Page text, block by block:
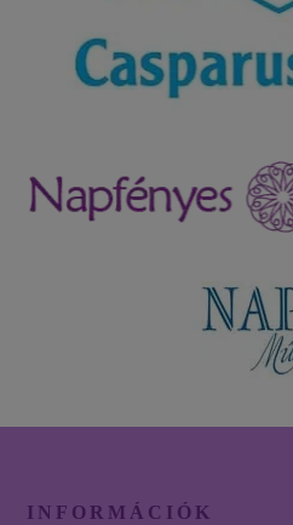
INFORMÁCIÓK